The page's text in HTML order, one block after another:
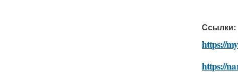
Ссылки:
https://
https://